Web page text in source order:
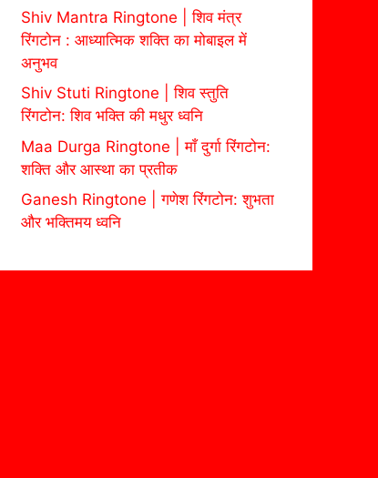
Shiv Mantra Ringtone | शिव मंत्र
रिंगटोन : आध्यात्मिक शक्ति का मोबाइल में
अनुभव
Shiv Stuti Ringtone | शिव स्तुति
रिंगटोन: शिव भक्ति की मधुर ध्वनि
Maa Durga Ringtone | माँ दुर्गा रिंगटोन:
शक्ति और आस्था का प्रतीक
Ganesh Ringtone | गणेश रिंगटोन: शुभता
और भक्तिमय ध्वनि